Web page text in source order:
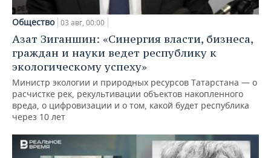
Общество 03 авг, 00:00
Азат Зиганшин: «Синергия власти, бизнеса,
граждан и науки ведет республику к
экологическому успеху»
Министр экологии и природных ресурсов Татарстана — о
расчистке рек, рекультивации объектов накопленного
вреда, о цифровизации и о том, какой будет республика
через 10 лет